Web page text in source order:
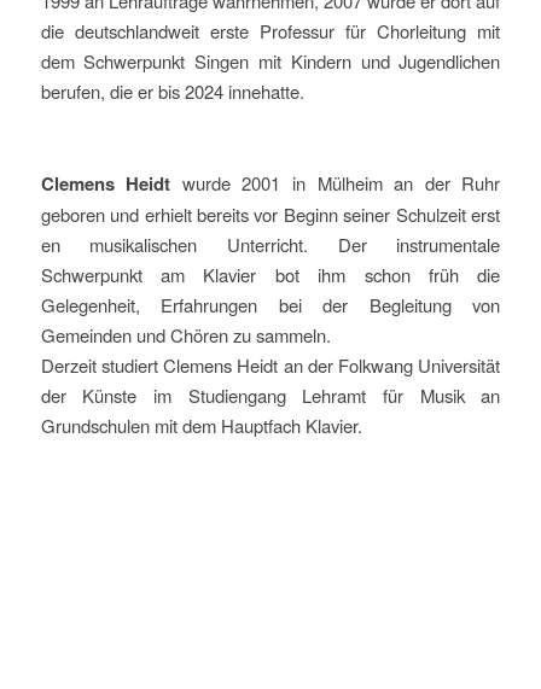
die deutschlandweit erste Professur für Chorleitung mit
dem Schwerpunkt Singen mit Kindern und Jugendlichen
berufen, die er bis 2024 innehatte.
Clemens Heidt wurde 2001 in Mülheim an der Ruhr
geboren und erhielt bereits vor Beginn seiner Schulzeit erst
en musikalischen Unterricht. Der instrumentale
Schwerpunkt am Klavier bot ihm schon früh die
Gelegenheit, Erfahrungen bei der Begleitung von
Gemeinden und Chören zu sammeln.
Derzeit studiert Clemens Heidt an der Folkwang Universität
der Künste im Studiengang Lehramt für Musik an
Grundschulen mit dem Hauptfach Klavier.